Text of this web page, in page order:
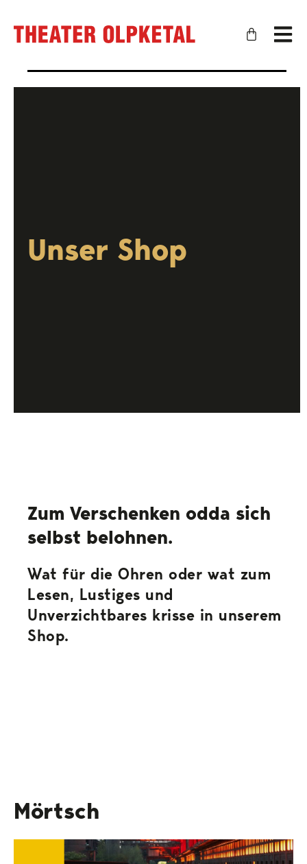
Unser Shop
Zum Verschenken odda sich
selbst belohnen.
Wat für die Ohren oder wat zum
Lesen, Lustiges und
Unverzichtbares krisse in unserem
Shop.
Mörtsch